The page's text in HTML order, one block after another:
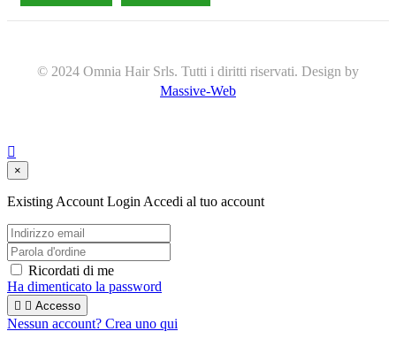
© 2024 Omnia Hair Srls. Tutti i diritti riservati. Design by
Massive-Web

×
Existing Account LoginAccedi al tuo account
Ricordati di me
Ha dimenticato la password
  Accesso
Nessun account? Crea uno qui